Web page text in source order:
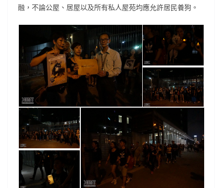
融，不論公屋、居屋以及所有私人屋苑均應允許居民養狗。